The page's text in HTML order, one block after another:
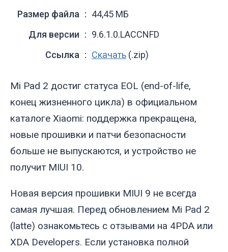
Размер файла
44,45 МБ
Для версии
9.6.1.0.LACCNFD
Ссылка
Скачать (.zip)
Mi Pad 2 достиг статуса EOL (end-of-life,
конец жизненного цикла) в официальном
каталоге Xiaomi: поддержка прекращена,
новые прошивки и патчи безопасности
больше не выпускаются, и устройство не
получит MIUI 10.
Новая версия прошивки MIUI 9 не всегда
самая лучшая. Перед обновлением Mi Pad 2
(latte) ознакомьтесь с отзывами на 4PDA или
XDA Developers. Если установка полной